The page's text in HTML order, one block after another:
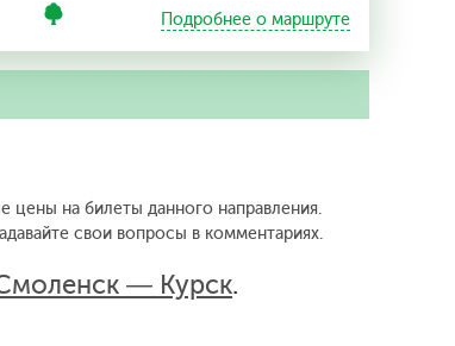
Подробнее о маршруте
цены на билеты данного направления.
свои вопросы в комментариях.
— Курск.